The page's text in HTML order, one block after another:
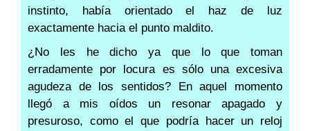
instinto, había orientado el haz de luz
exactamente hacia el punto maldito.
¿No les he dicho ya que lo que toman
erradamente por locura es sólo una excesiva
agudeza de los sentidos? En aquel momento
llegó a mis oídos un resonar apagado y
presuroso, como el que podría hacer un reloj